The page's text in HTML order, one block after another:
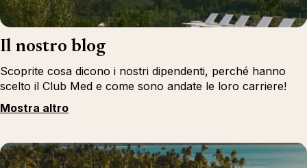
Il nostro blog
Scoprite cosa dicono i nostri dipendenti, perché hanno
scelto il Club Med e come sono andate le loro carriere!
Mostra altro